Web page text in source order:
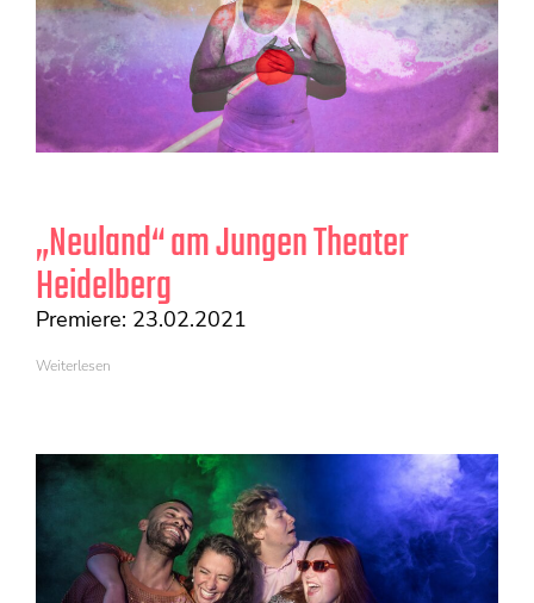
„Neuland“ am Jungen Theater
Heidelberg
Premiere: 23.02.2021
Weiterlesen